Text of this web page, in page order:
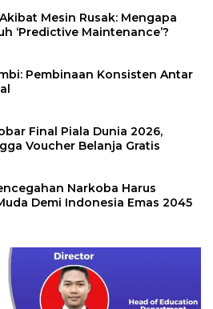
Mesin Rusak: Mengapa
‘Predictive Maintenance’?
Pembinaan Konsisten Antar
Final Piala Dunia 2026,
Voucher Belanja Gratis
Narkoba Harus
Demi Indonesia Emas 2045